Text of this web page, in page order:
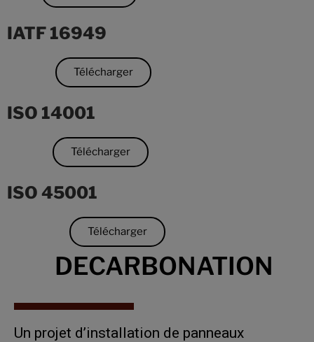
IATF 16949
Télécharger
ISO 14001
Télécharger
ISO 45001
Télécharger
DECARBONATION
Un projet d’installation de panneaux